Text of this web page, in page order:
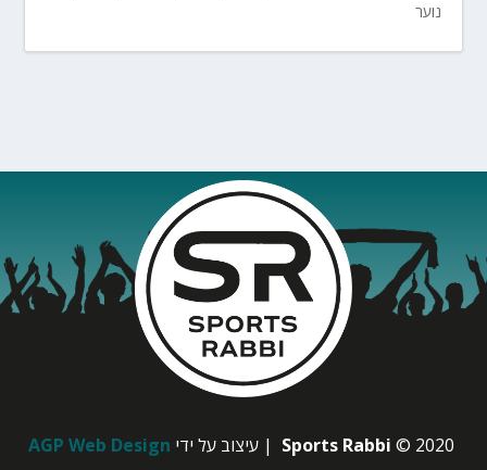
נוער
Sports Rabbi © 2020 | עיצוב על ידי AGP Web Design